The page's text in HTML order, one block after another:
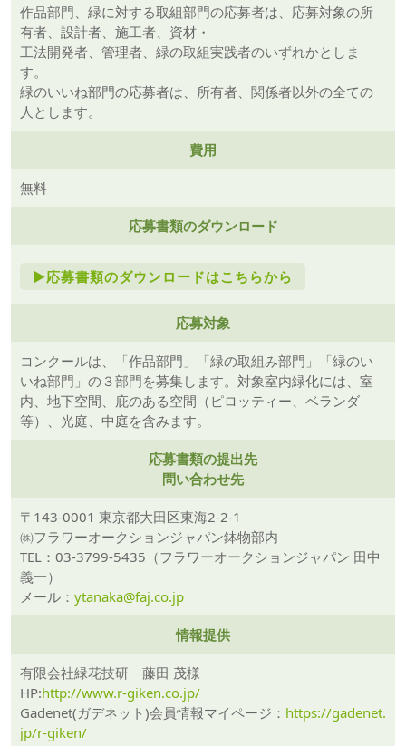
作品部門、緑に対する取組部門の応募者は、応募対象の所
有者、設計者、施工者、資材・
工法開発者、管理者、緑の取組実践者のいずれかとしま
す。
緑のいいね部門の応募者は、所有者、関係者以外の全ての
人とします。
費用
無料
応募書類のダウンロード
►応募書類のダウンロードはこちらから
応募対象
コンクールは、「作品部門」「緑の取組み部門」「緑のい
いね部門」の３部門を募集します。対象室内緑化には、室
内、地下空間、庇のある空間（ピロッティー、ベランダ
等）、光庭、中庭を含みます。
応募書類の提出先
問い合わせ先
〒143-0001 東京都大田区東海2-2-1
㈱フラワーオークションジャパン鉢物部内
TEL：03-3799-5435（フラワーオークションジャパン 田中
義一）
メール： ytanaka@faj.co.jp
情報提供
有限会社緑花技研 藤田 茂様
HP:http://www.r-giken.co.jp/
Gadenet(ガデネット)会員情報マイページ： https://gadenet.
jp/r-giken/